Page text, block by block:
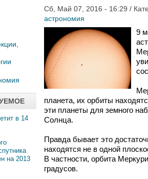
в 14
на 2013
Сб, Май 07, 2016 - 16:29 /
астрономия
9
планета, их орбиты
эти планеты для земного
Солнца.
Правда бывает это
находятся не в одной
В частности, орбита
градусов.